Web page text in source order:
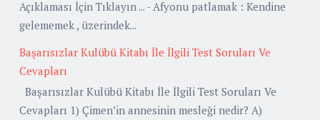
Açıklaması İçin Tıklayın ... - Afyonu patlamak : Kendine
gelememek , üzerindek...
Başarısızlar Kulübü Kitabı İle İlgili Test Soruları Ve
Cevapları
Başarısızlar Kulübü Kitabı İle İlgili Test Soruları Ve
Cevapları 1) Çimen’in annesinin mesleği nedir? A)